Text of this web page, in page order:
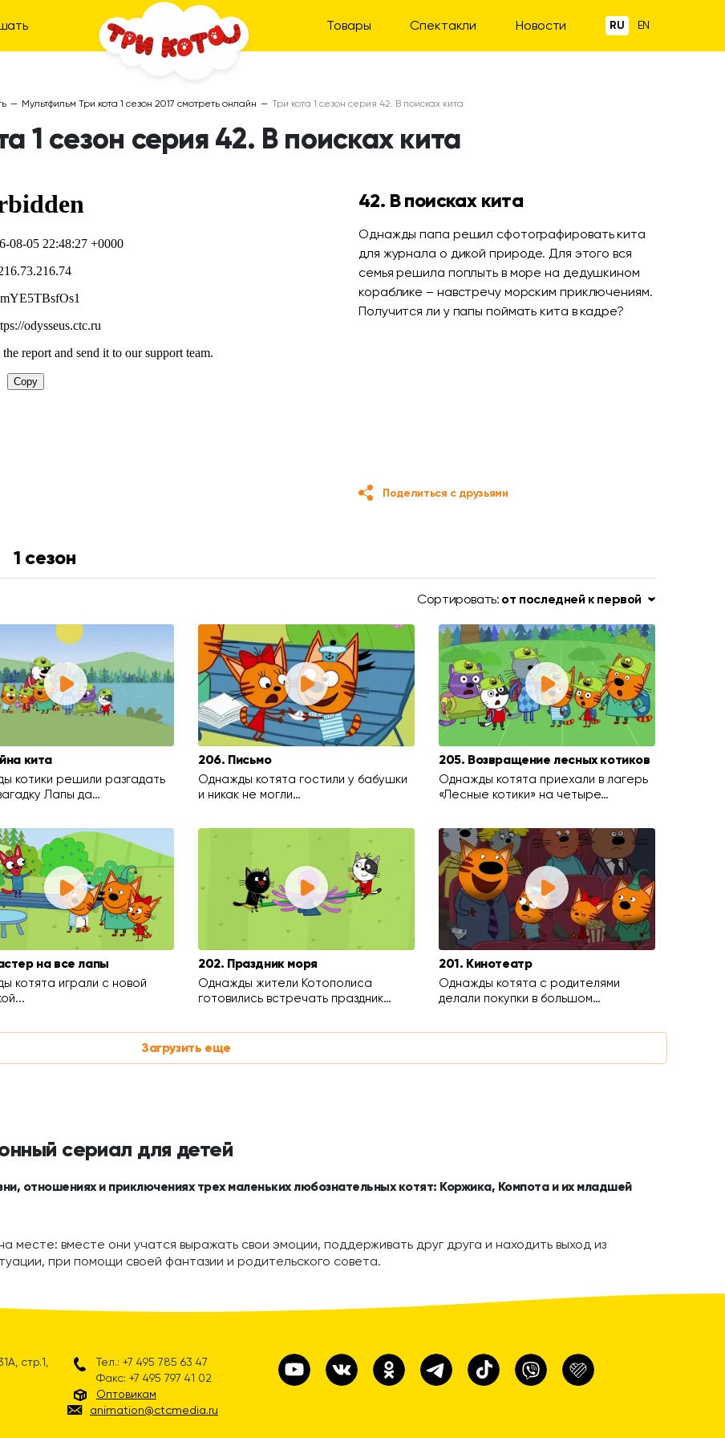
Товары Спектакли Новости RU EN
— Мультфильм Три кота 1 сезон 2017 смотреть онлайн — Три кота 1 сезон серия 42. В поисках кита
1 сезон серия 42. В поисках кита
42. В поисках кита
Однажды папа решил сфотографировать кита
для журнала о дикой природе. Для этого вся
семья решила поплыть в море на дедушкином
кораблике – навстречу морским приключениям.
Получится ли у папы поймать кита в кадре?
Поделиться с друзьями
1 сезон
Сортировать: от последней к первой
кита
котики решили разгадать
Лапы да…
206. Письмо
Однажды котята гостили у бабушки
и никак не могли…
205. Возвращение лесных котиков
Однажды котята приехали в лагерь
«Лесные котики» на четыре…
на все лапы
котята играли с новой
202. Праздник моря
Однажды жители Котополиса
готовились встречать праздник…
201. Кинотеатр
Однажды котята с родителями
делали покупки в большом…
Загрузить еще
сериал для детей
отношениях и приключениях трех маленьких любознательных котят: Коржика, Компота и их младшей
месте: вместе они учатся выражать свои эмоции, поддерживать друг друга и находить выход из
при помощи своей фантазии и родительского совета.
стр.1,
Тел.: +7 495 785 63 47
Факс: +7 495 797 41 02
Оптовикам
animation@ctcmedia.ru